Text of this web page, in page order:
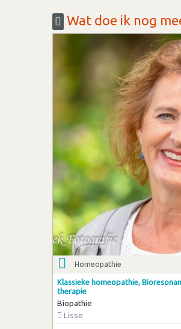
Wat doe ik nog
Homeopathie
Klassieke homeopathie,
therapie
Biopathie
Lisse